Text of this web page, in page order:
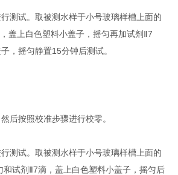
测试。取被测水样于小号玻璃样槽上面的
盖上白色塑料小盖子，摇匀再加试剂Ⅱ7
，摇匀静置15分钟后测试。
后按照校准步骤进行校零。
测试。取被测水样于小号玻璃样槽上面的
和试剂Ⅱ7滴，盖上白色塑料小盖子，摇匀后